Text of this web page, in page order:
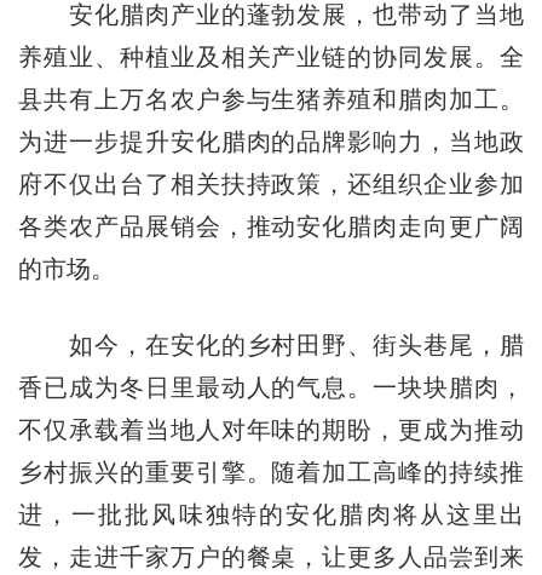
安化腊肉产业的蓬勃发展，也带动了当地
养殖业、种植业及相关产业链的协同发展。全
县共有上万名农户参与生猪养殖和腊肉加工。
为进一步提升安化腊肉的品牌影响力，当地政
府不仅出台了相关扶持政策，还组织企业参加
各类农产品展销会，推动安化腊肉走向更广阔
的市场。
如今，在安化的乡村田野、街头巷尾，腊
香已成为冬日里最动人的气息。一块块腊肉，
不仅承载着当地人对年味的期盼，更成为推动
乡村振兴的重要引擎。随着加工高峰的持续推
进，一批批风味独特的安化腊肉将从这里出
发，走进千家万户的餐桌，让更多人品尝到来